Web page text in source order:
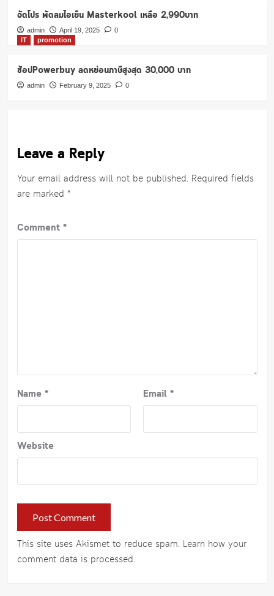
จัดโปร พัดลมไอเย็น Masterkool เหลือ 2,990บาท
admin April 19, 2025
0
IT
promotion
ช้อปPowerbuy ลดหย่อนภาษีสูงสุด 30,000 บาท
admin February 9, 2025 0
Leave a Reply
Your email address will not be published. Required fields
are marked *
Comment *
Name * Email *
Website
This site uses Akismet to reduce spam. Learn how your
comment data is processed.